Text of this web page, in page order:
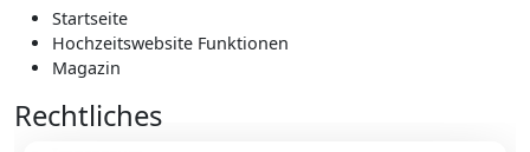
Startseite
Hochzeitswebsite Funktionen
Magazin
Rechtliches